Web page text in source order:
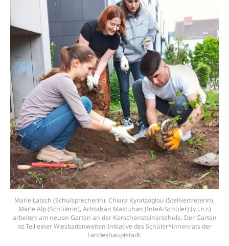
Marie Latsch (Schulsprecherin), Chiara Kyratzoglou (Stellvertreterin),
Marle Alp (Schülerin), Achtahan Mastuhan (InteA-Schüler) (v.l.n.r.)
arbeiten am neuen Garten an der Kerschensteinerschule. Der Garten
ist Teil einer Wiesbadenweiten Initiative des Schüler*innenrats der
Landeshauptstadt.